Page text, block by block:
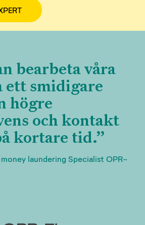
bearbeta våra
ett smidigare
högre
och kontakt
kortare tid.”
laundering Specialist OPR-